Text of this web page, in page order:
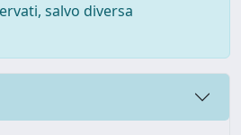
salvo diversa